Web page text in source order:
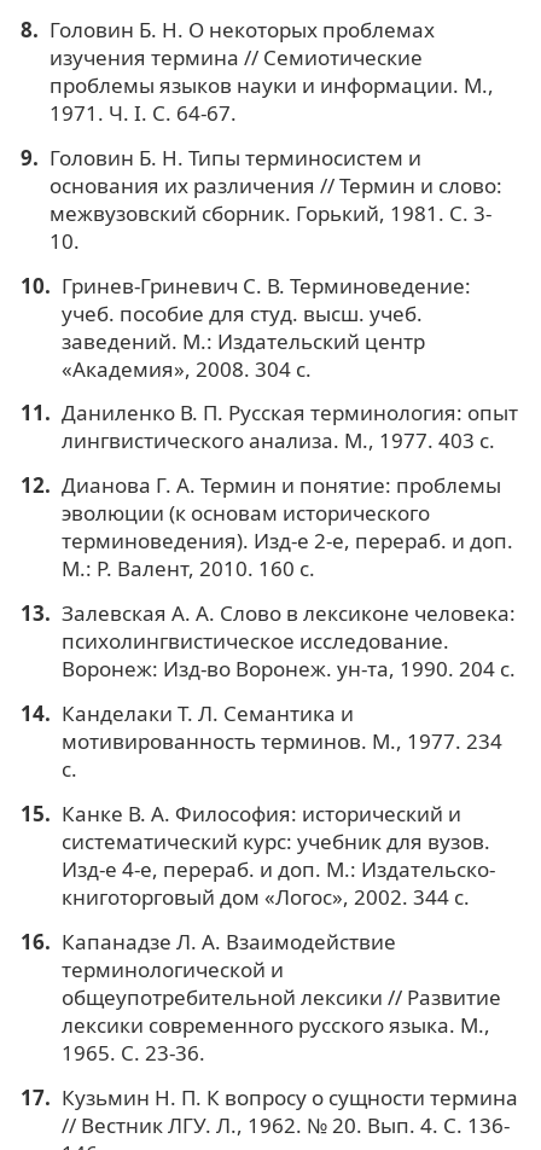
Головин Б. Н. О некоторых проблемах
изучения термина // Семиотические
проблемы языков науки и информации. М.,
1971. Ч. I. С. 64-67.
Головин Б. Н. Типы терминосистем и
основания их различения // Термин и слово:
межвузовский сборник. Горький, 1981. С. 3-
10.
Гринев-Гриневич С. В. Терминоведение:
учеб. пособие для студ. высш. учеб.
заведений. М.: Издательский центр
«Академия», 2008. 304 с.
Даниленко В. П. Русская терминология: опыт
лингвистического анализа. М., 1977. 403 с.
Дианова Г. А. Термин и понятие: проблемы
эволюции (к основам исторического
терминоведения). Изд-е 2-е, перераб. и доп.
М.: Р. Валент, 2010. 160 с.
Залевская А. А. Слово в лексиконе человека:
психолингвистическое исследование.
Воронеж: Изд-во Воронеж. ун-та, 1990. 204 с.
Канделаки Т. Л. Семантика и
мотивированность терминов. М., 1977. 234
с.
Канке В. А. Философия: исторический и
систематический курс: учебник для вузов.
Изд-е 4-е, перераб. и доп. М.: Издательско-
книготорговый дом «Логос», 2002. 344 с.
Капанадзе Л. А. Взаимодействие
терминологической и
общеупотребительной лексики // Развитие
лексики современного русского языка. М.,
1965. С. 23-36.
Кузьмин Н. П. К вопросу о сущности термина
// Вестник ЛГУ. Л., 1962. № 20. Вып. 4. С. 136-